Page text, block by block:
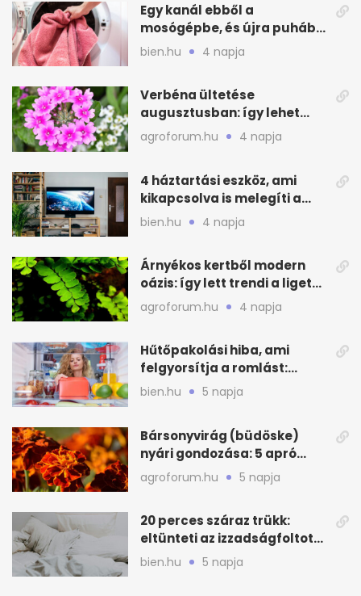
Egy kanál ebből a
mosógépbe, és újra puhább
lesz a törölköző
bien.hu 4 napja
Verbéna ültetése
augusztusban: így lehet
még idén virágos a kert
agroforum.hu 4 napja
4 háztartási eszköz, ami
kikapcsolva is melegíti a
lakást
bien.hu 4 napja
Árnyékos kertből modern
oázis: így lett trendi a ligetes
zöld
agroforum.hu 4 napja
Hűtőpakolási hiba, ami
felgyorsítja a romlást:
zónákra figyelj
bien.hu 5 napja
Bársonyvirág (büdöske)
nyári gondozása: 5 apró
lépés a dús virágzásért
agroforum.hu 5 napja
20 perces száraz trükk:
eltünteti az izzadságfoltot
és a szagot a matracról
bien.hu 5 napja